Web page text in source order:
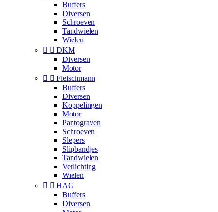
Buffers
Diversen
Schroeven
Tandwielen
Wielen
  DKM
Diversen
Motor
  Fleischmann
Buffers
Diversen
Koppelingen
Motor
Pantograven
Schroeven
Slepers
Slipbandjes
Tandwielen
Verlichting
Wielen
  HAG
Buffers
Diversen